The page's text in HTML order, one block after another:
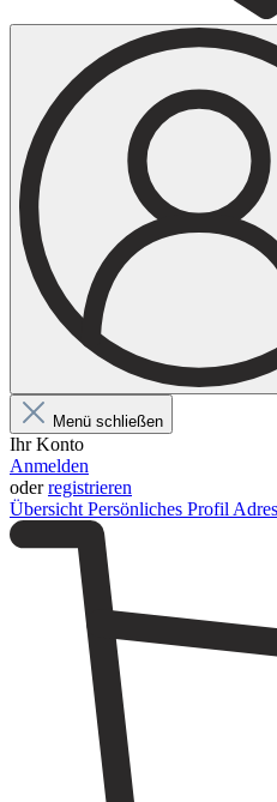
Menü schließen
Ihr Konto
Anmelden
oderregistrieren
Übersicht Persönliches Profil